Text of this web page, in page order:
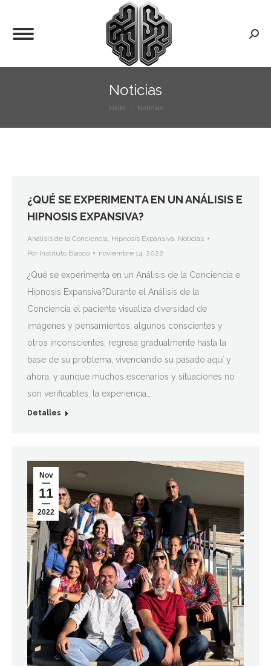
Noticias
Estás aquí:
Inicio Noticias
¿QUÉ SE EXPERIMENTA EN UN ANÁLISIS E
HIPNOSIS EXPANSIVA?
Análisis de la Conciencia, Hipnosis Expansiva, Noticias
Por Instituto Blasco noviembre 14, 2022
¿Qué se experimenta en un Análisis de la Conciencia e
Hipnosis Expansiva?Durante el Análisis de la
Conciencia el paciente visualiza diversidad de
imágenes y pensamientos, algunos conscientes y
otros inconscientes, regresa gradualmente hasta la
base de su problema, vivenciando su pasado aquí y
ahora, y aunque muchos escenarios y situaciones no
son verificables, la experiencia…
Detalles
Nov
11
2022